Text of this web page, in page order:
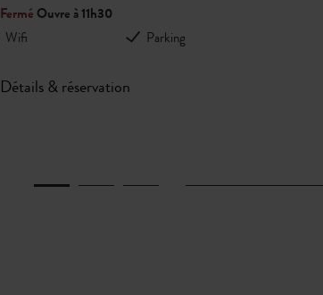
Fermé Ouvre à 11h30
Wifi
Parking
Détails & réservation